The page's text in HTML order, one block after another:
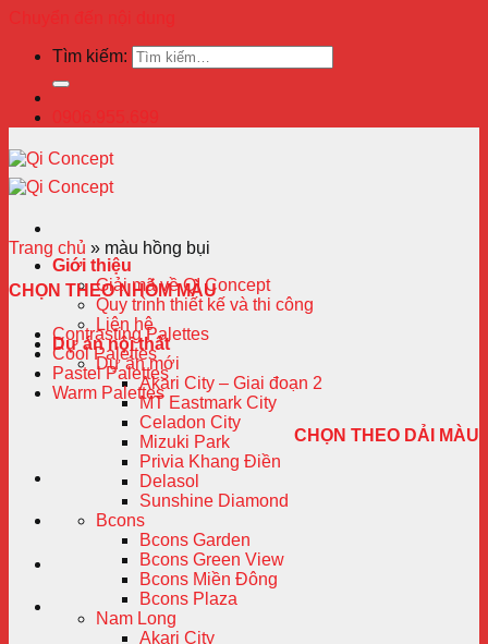
Tìm kiếm:
Giới thiệu
Giải mã về QI Concept
Quy trình thiết kế và thi công
Liên hệ
Dự án nội thất
Dự án mới
Akari City – Giai đoạn 2
MT Eastmark City
Celadon City
Mizuki Park
Privia Khang Điền
Delasol
Sunshine Diamond
Bcons
Bcons Garden
Bcons Green View
Bcons Miền Đông
Bcons Plaza
Nam Long
Akari City
Trang chủ » màu hồng bụi
CHỌN THEO NHÓM MÀU
Contrasting Palettes
Cool Palettes
Pastel Palettes
Warm Palettes
CHỌN THEO DẢI MÀU